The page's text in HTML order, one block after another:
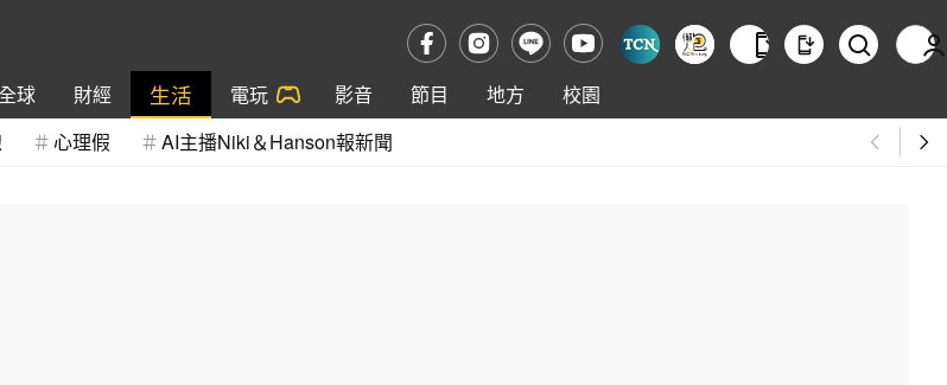
球 財經 生活 電玩 影音 節目 地方
校園
心理假 AI主播Niki＆Hanson報新聞